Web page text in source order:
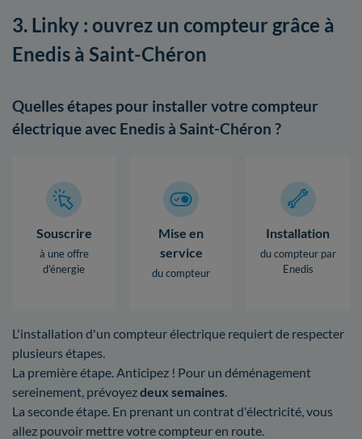
3. Linky : ouvrez un compteur grâce à
Enedis à Saint-Chéron
Quelles étapes pour installer votre compteur
électrique avec Enedis à Saint-Chéron ?
Souscrire
à une offre
d’énergie
Mise en
service
du compteur
Installation
du compteur par
Enedis
L'installation d'un compteur électrique requiert de respecter
plusieurs étapes.
La première étape. Anticipez ! Pour un déménagement
sereinement, prévoyezdeux semaines.
La seconde étape. En prenant un contrat d'électricité, vous
allez pouvoir mettre votre compteur en route.